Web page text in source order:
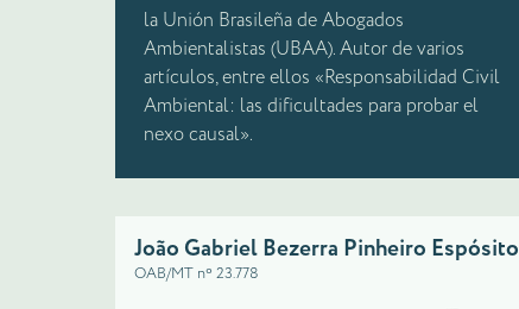
la Unión Brasileña de Abogados
Ambientalistas (UBAA). Autor de varios
artículos, entre ellos «Responsabilidad Civil
Ambiental: las dificultades para probar el
nexo causal».
João Gabriel Bezerra Pinheiro Espósito
OAB/MT nº 23.778